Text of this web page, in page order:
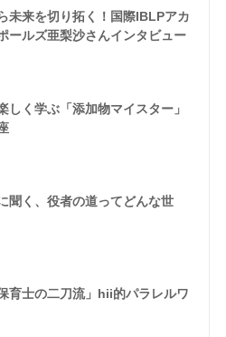
未来を切り拓く！国際IBLPアカ
ールズ亜梨沙さんインタビュー
しく学ぶ「添加物マイスター」
聞く、役者の道ってどんな世
育士の二刀流」hii的パラレルワ